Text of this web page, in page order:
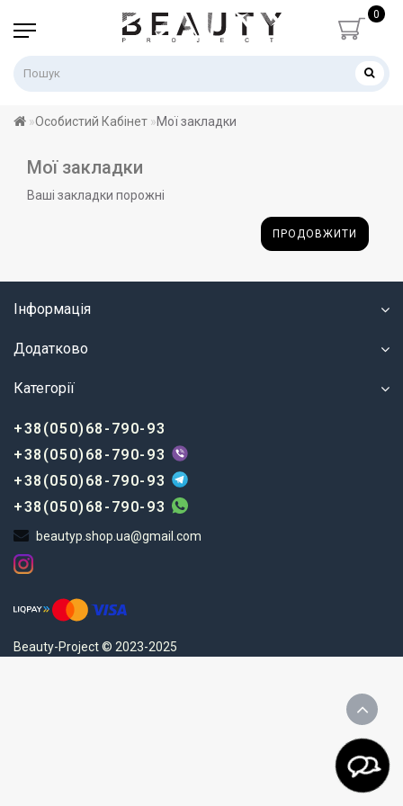
0
Особистий Кабінет Мої закладки
Мої закладки
Ваші закладки порожні
ПРОДОВЖИТИ
Інформація
Додатково
Категорії
+38(050)68-790-93
+38(050)68-790-93
+38(050)68-790-93
+38(050)68-790-93
beautyp.shop.ua@gmail.com
Beauty-Project © 2023-2025